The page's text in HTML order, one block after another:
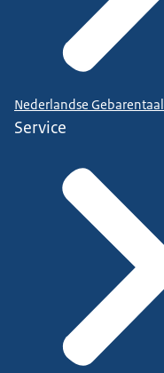
Nederlandse Gebarentaal
Service